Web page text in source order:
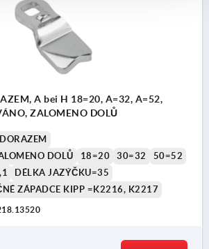
A bei H 18=20, A=32, A=52,
ZALOMENO DOLŮ
DOLŮ
18=20 30=32
50=52
DÉLKA JAZÝČKU=35
ZÁPADCE KIPP =K2216, K2217